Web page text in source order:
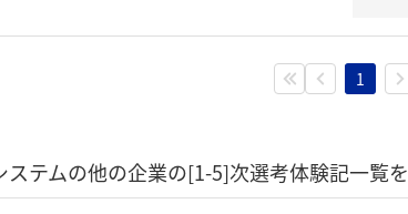
1
テムの他の企業の[1-5]次選考体験記一覧